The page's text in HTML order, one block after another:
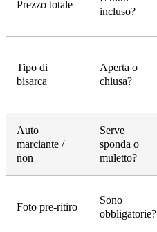
Prezzo totale
incluso?
Tipo di
bisarca
Aperta o
chiusa?
Auto
marciante /
non
Serve
sponda o
muletto?
Foto pre-ritiro
Sono
obbligatorie?